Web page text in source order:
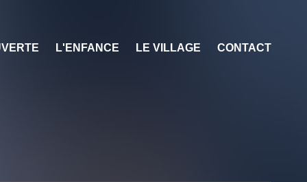
L'ENFANCE LE VILLAGE CONTACT